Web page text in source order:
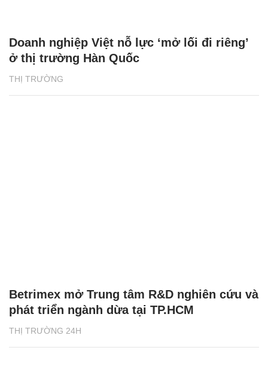
THỊ TRƯỜNG
Doanh nghiệp Việt nỗ lực ‘mở lối đi riêng’
ở thị trường Hàn Quốc
THỊ TRƯỜNG 24H
Betrimex mở Trung tâm R&D nghiên cứu và
phát triển ngành dừa tại TP.HCM